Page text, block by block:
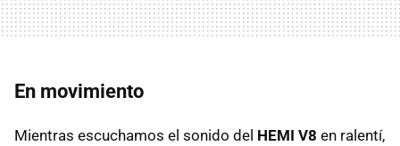
En movimiento
Mientras escuchamos el sonido del HEMI V8 en ralentí,